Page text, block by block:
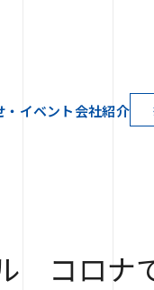
・イベント会社紹介
コロナ